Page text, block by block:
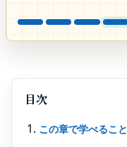
目次
この章で学べること